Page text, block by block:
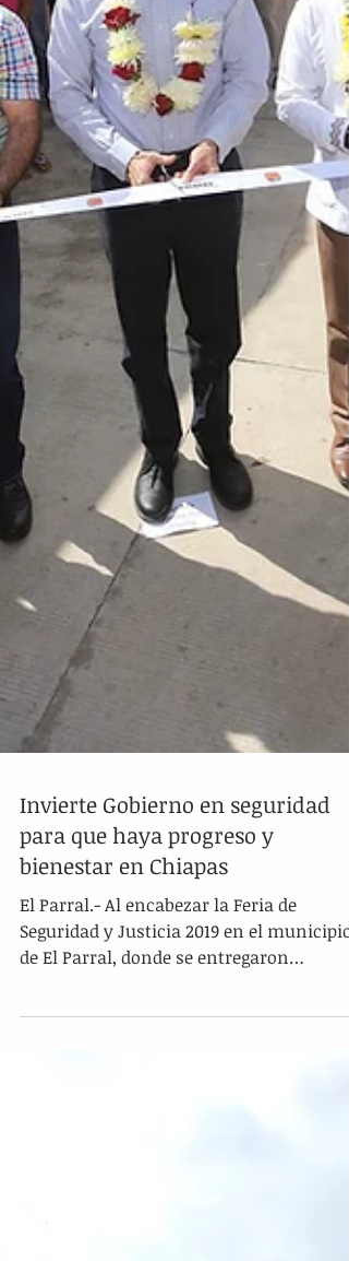
Invierte Gobierno en seguridad
para que haya progreso y
bienestar en Chiapas
El Parral.- Al encabezar la Feria de